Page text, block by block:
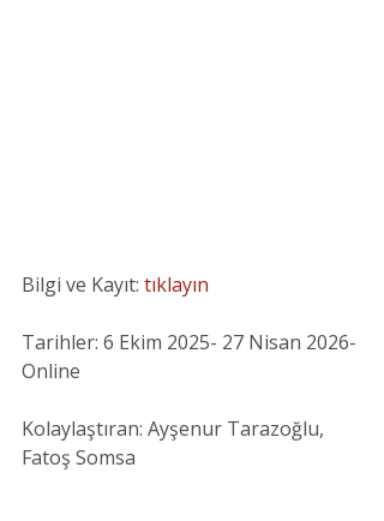
Bilgi ve Kayıt: tıklayın
Tarihler: 6 Ekim 2025- 27 Nisan 2026-
Online
Kolaylaştıran: Ayşenur Tarazoğlu,
Fatoş Somsa